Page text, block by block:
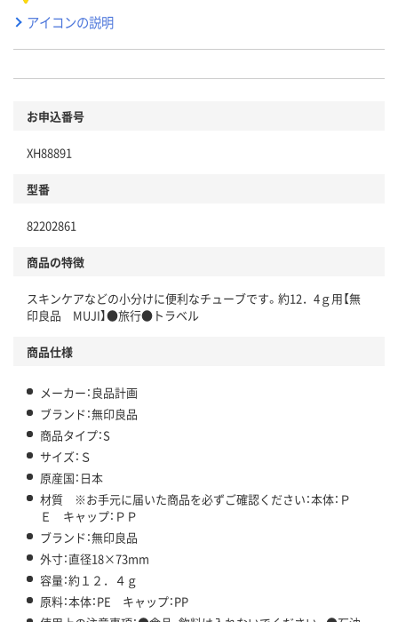
アイコンの説明
お申込番号
XH88891
型番
82202861
商品の特徴
スキンケアなどの小分けに便利なチューブです。約12．4ｇ用【無
印良品 MUJI】●旅行●トラベル
商品仕様
メーカー：良品計画
ブランド：無印良品
商品タイプ：S
サイズ：Ｓ
原産国：日本
材質 ※お手元に届いた商品を必ずご確認ください：本体：Ｐ
Ｅ キャップ：ＰＰ
ブランド：無印良品
外寸：直径18×73mm
容量：約１２．４ｇ
原料：本体：PE キャップ：PP